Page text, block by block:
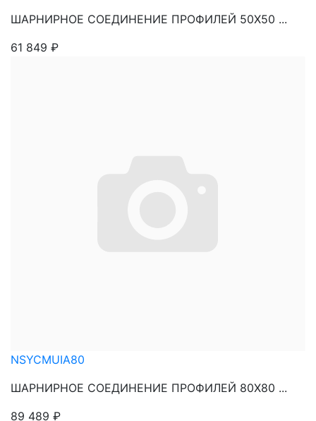
ШАРНИРНОЕ СОЕДИНЕНИЕ ПРОФИЛЕЙ 50Х50 ...
61 849 ₽
NSYCMUIA80
ШАРНИРНОЕ СОЕДИНЕНИЕ ПРОФИЛЕЙ 80Х80 ...
89 489 ₽